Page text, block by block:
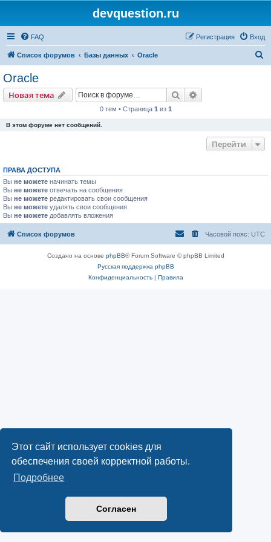
Этот сайт использует cookies для
обеспечения своей корректной работы.
Подробнее
Согласен
devquestion.ru
FAQ Вход
Регистрация
Список форумов Базы данных Oracle
Oracle
Новая тема Поиск
0 тем • Страница 1 из 1
В этом форуме нет сообщений.
Перейти
ПРАВА ДОСТУПА
Вы не можете начинать темы
Вы не можете отвечать на сообщения
Вы не можете редактировать свои сообщения
Вы не можете удалять свои сообщения
Вы не можете добавлять вложения
Список форумов Часовой пояс: UTC
Создано на основе phpBB® Forum Software © phpBB Limited
Русская поддержка phpBB
Конфиденциальность| Правила